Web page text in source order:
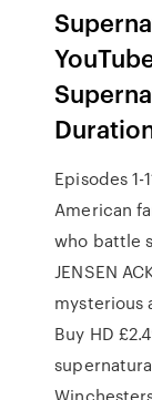
Episodes
American
who battle
JENSEN
mysterious
Buy HD